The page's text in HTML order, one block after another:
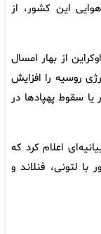
این کشور، از
از بهار امسال
روسیه را افزایش
سقوط پهپادها در
اعلام کرد که
لتونی، فنلاند و